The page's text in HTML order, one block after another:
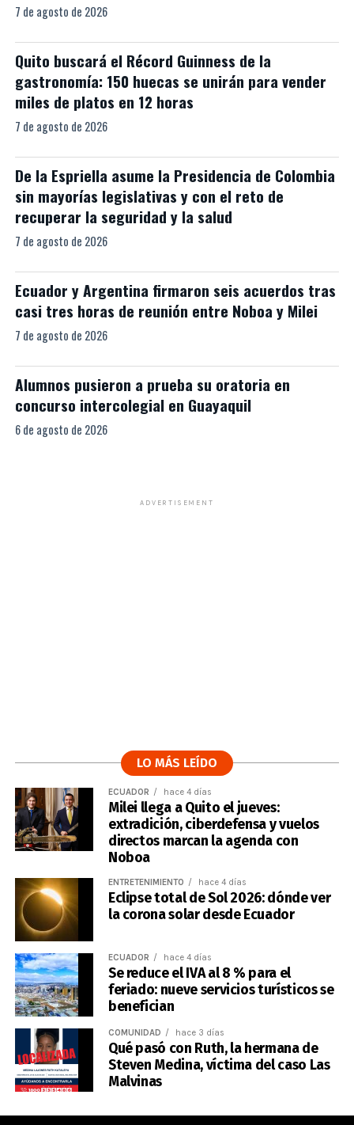
7 de agosto de 2026
Quito buscará el Récord Guinness de la
gastronomía: 150 huecas se unirán para vender
miles de platos en 12 horas
7 de agosto de 2026
De la Espriella asume la Presidencia de Colombia
sin mayorías legislativas y con el reto de
recuperar la seguridad y la salud
7 de agosto de 2026
Ecuador y Argentina firmaron seis acuerdos tras
casi tres horas de reunión entre Noboa y Milei
7 de agosto de 2026
Alumnos pusieron a prueba su oratoria en
concurso intercolegial en Guayaquil
6 de agosto de 2026
ADVERTISEMENT
LO MÁS LEÍDO
ECUADOR hace 4 días
Milei llega a Quito el jueves:
extradición, ciberdefensa y vuelos
directos marcan la agenda con
Noboa
ENTRETENIMIENTO hace 4 días
Eclipse total de Sol 2026: dónde ver
la corona solar desde Ecuador
ECUADOR hace 4 días
Se reduce el IVA al 8 % para el
feriado: nueve servicios turísticos se
benefician
COMUNIDAD hace 3 días
Qué pasó con Ruth, la hermana de
Steven Medina, víctima del caso Las
Malvinas